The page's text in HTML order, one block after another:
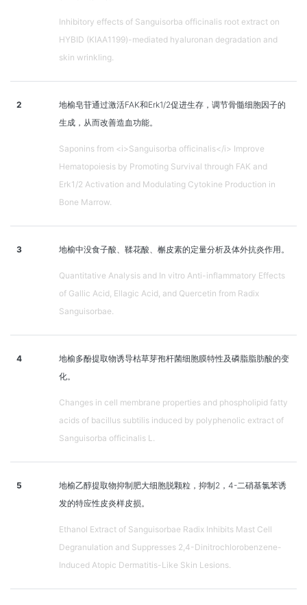
Inhibitory effects of Sanguisorba officinalis root extract on
HYBID (KIAA1199)-mediated hyaluronan degradation and
skin wrinkling.
2
地榆皂苷通过激活FAK和Erk1/2促进生存，调节骨髓细胞因子的
生成，从而改善造血功能。
Saponins from <i>Sanguisorba officinalis</i> Improve
Hematopoiesis by Promoting Survival through FAK and
Erk1/2 Activation and Modulating Cytokine Production in
Bone Marrow.
3 地榆中没食子酸、鞣花酸、槲皮素的定量分析及体外抗炎作用。
Quantitative Analysis and In vitro Anti-inflammatory Effects
of Gallic Acid, Ellagic Acid, and Quercetin from Radix
Sanguisorbae.
4
地榆多酚提取物诱导枯草芽孢杆菌细胞膜特性及磷脂脂肪酸的变
化。
Changes in cell membrane properties and phospholipid fatty
acids of bacillus subtilis induced by polyphenolic extract of
Sanguisorba officinalis L.
5
地榆乙醇提取物抑制肥大细胞脱颗粒，抑制2，4-二硝基氯苯诱
发的特应性皮炎样皮损。
Ethanol Extract of Sanguisorbae Radix Inhibits Mast Cell
Degranulation and Suppresses 2,4-Dinitrochlorobenzene-
Induced Atopic Dermatitis-Like Skin Lesions.